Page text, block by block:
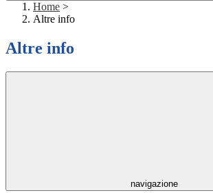
Home >
Altre info
Altre info
navigazione